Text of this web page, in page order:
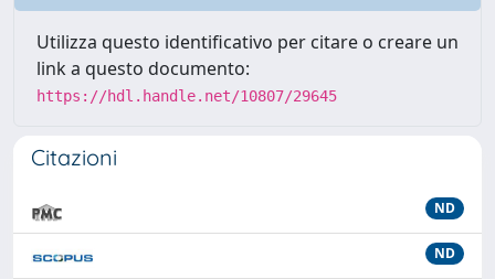
Utilizza questo identificativo per citare o creare un
link a questo documento:
https://hdl.handle.net/10807/29645
Citazioni
ND
ND